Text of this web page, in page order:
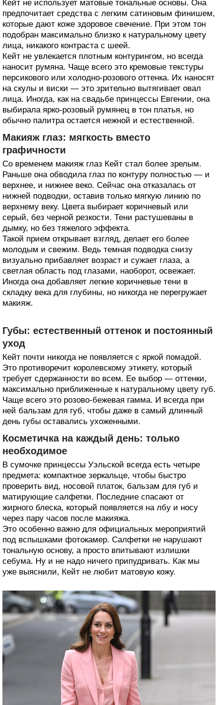
Кейт не использует матовые тональные основы. Она
предпочитает средства с легким сатиновым финишем,
которые дают коже здоровое свечение. При этом тон
подобран максимально близко к натуральному цвету
лица, никакого контраста с шеей.
Кейт не увлекается плотным контурингом, но всегда
наносит румяна. Чаще всего это кремовые текстуры
персикового или холодно-розового оттенка. Их наносят
на скулы и виски — это зрительно вытягивает овал
лица. Иногда, как на свадьбе принцессы Евгении, она
выбирала ярко-розовый румянец в тон платья, но
обычно палитра остается нежной и естественной.
Макияж глаз: мягкость вместо
графичности
Со временем макияж глаз Кейт стал более зрелым.
Раньше она обводила глаз по контуру полностью — и
верхнее, и нижнее веко. Сейчас она отказалась от
нижней подводки, оставив только мягкую линию по
верхнему веку. Цвета выбирает коричневый или
серый, без черной резкости. Тени растушеваны в
дымку, но без тяжелого эффекта.
Такой прием открывает взгляд, делает его более
молодым и свежим. Ведь темная подводка снизу
визуально прибавляет возраст и сужает глаза, а
светлая область под глазами, наоборот, освежает.
Иногда она добавляет легкие коричневые тени в
складку века для глубины, но никогда не перегружает
макияж.
Губы: естественный оттенок и постоянный
уход
Кейт почти никогда не появляется с яркой помадой.
Это противоречит королевскому этикету, который
требует сдержанности во всем. Ее выбор — оттенки,
максимально приближенные к натуральному цвету губ.
Чаще всего это розово-бежевая гамма. И всегда при
ней бальзам для губ, чтобы даже в самый длинный
день губы оставались ухоженными.
Косметичка на каждый день: только
необходимое
В сумочке принцессы Уэльской всегда есть четыре
предмета: компактное зеркальце, чтобы быстро
проверить вид, носовой платок, бальзам для губ и
матирующие салфетки. Последние спасают от
жирного блеска, который появляется на лбу и носу
через пару часов после макияжа.
Это особенно важно для официальных мероприятий
под вспышками фотокамер. Салфетки не нарушают
тональную основу, а просто впитывают излишки
себума. Ну и не надо ничего припудривать. Как мы
уже выяснили, Кейт не любит матовую кожу.